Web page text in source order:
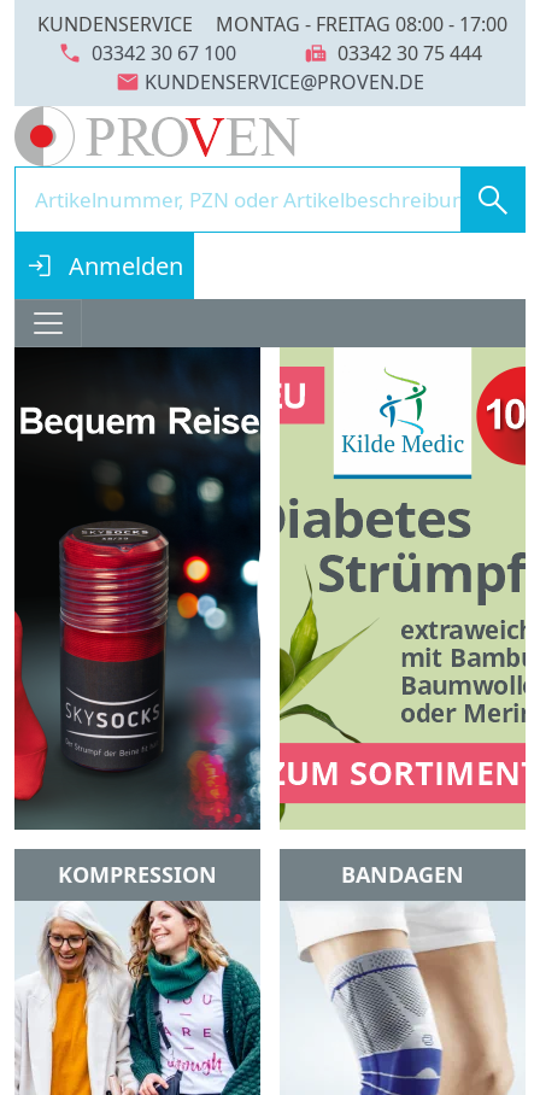
KUNDENSERVICE MONTAG - FREITAG 08:00 - 17:00
call 03342 30 67 100 fax 03342 30 75 444
mail
search
login Anmelden
KOMPRESSION BANDAGEN